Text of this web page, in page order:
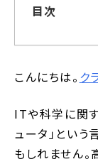
目次
こんにちは。 ク
ITや科学に関す
ュータ」とい
もしれません